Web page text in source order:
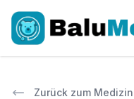
Zurück zum